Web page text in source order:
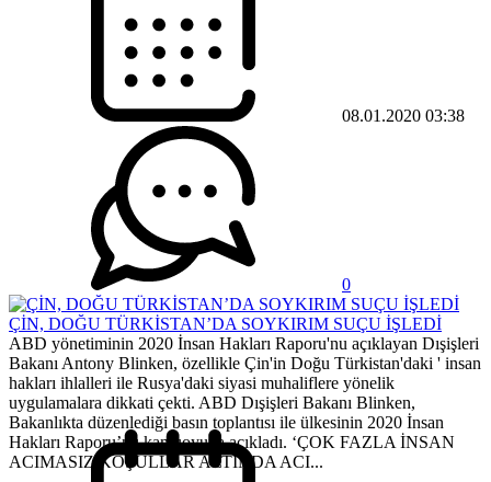
08.01.2020 03:38
0
ÇİN, DOĞU TÜRKİSTAN’DA SOYKIRIM SUÇU İŞLEDİ
ABD yönetiminin 2020 İnsan Hakları Raporu'nu açıklayan Dışişleri
Bakanı Antony Blinken, özellikle Çin'in Doğu Türkistan'daki ' insan
hakları ihlalleri ile Rusya'daki siyasi muhaliflere yönelik
uygulamalara dikkati çekti. ABD Dışişleri Bakanı Blinken,
Bakanlıkta düzenlediği basın toplantısı ile ülkesinin 2020 İnsan
Hakları Raporu’nu kamuoyuna açıkladı. ‘ÇOK FAZLA İNSAN
ACIMASIZ KOŞULLAR ALTINDA ACI...